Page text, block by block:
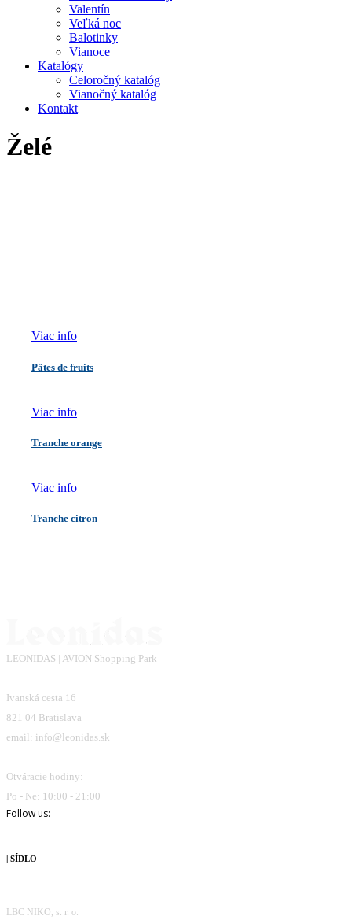
Valentín
Veľká noc
Balotinky
Vianoce
Katalógy
Celoročný katalóg
Vianočný katalóg
Kontakt
Želé
Viac info
Pâtes de fruits
Viac info
Tranche orange
Viac info
Tranche citron
LEONIDAS | AVION Shopping Park
Ivanská cesta 16
821 04 Bratislava
email: info@leonidas.sk
Otváracie hodiny:
Po - Ne: 10:00 - 21:00
Follow us:
| SÍDLO
LBC NIKO, s. r. o.